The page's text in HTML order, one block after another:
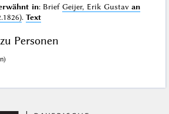
in: BriefGeijer, Erik Gustav an
.Text
Personen